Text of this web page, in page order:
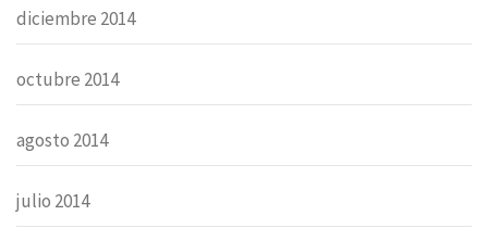
diciembre 2014
octubre 2014
agosto 2014
julio 2014